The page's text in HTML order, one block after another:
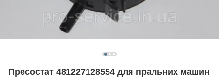
Пресостат 481227128554 для пральних машин